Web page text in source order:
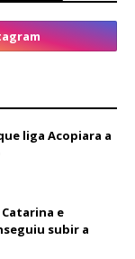
liga Acopiara a
e
subir a